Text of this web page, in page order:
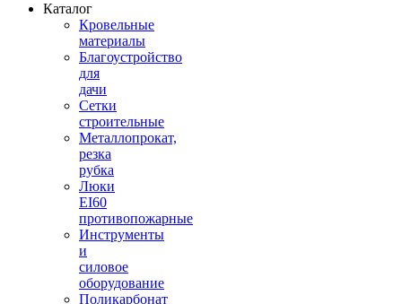
Каталог
Кровельные
материалы
Благоустройство
для
дачи
Сетки
строительные
Металлопрокат,
резка
рубка
Люки
EI60
противопожарные
Инструменты
и
силовое
оборудование
Поликарбонат